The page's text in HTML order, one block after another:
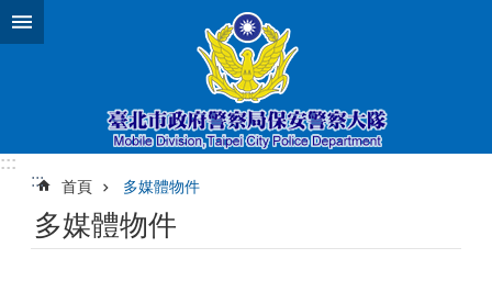
跳到主要內容區塊
:::
:::
首頁 多媒體物件
多媒體物件